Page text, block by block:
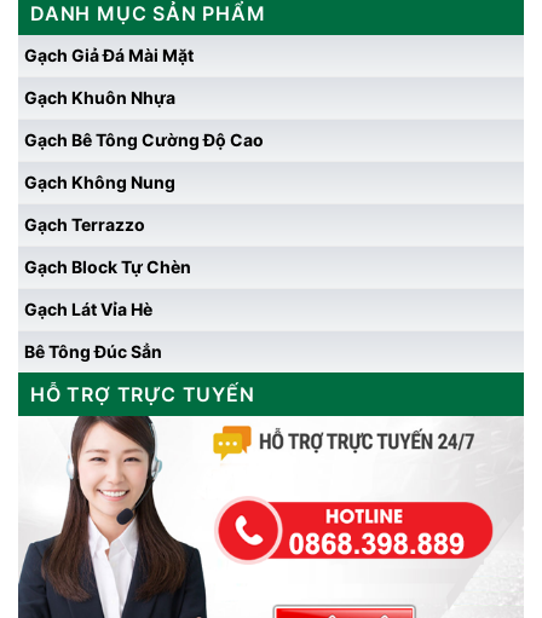
DANH MỤC SẢN PHẨM
Gạch Giả Đá Mài Mặt
Gạch Khuôn Nhựa
Gạch Bê Tông Cường Độ Cao
Gạch Không Nung
Gạch Terrazzo
Gạch Block Tự Chèn
Gạch Lát Vỉa Hè
Bê Tông Đúc Sẳn
HỖ TRỢ TRỰC TUYẾN